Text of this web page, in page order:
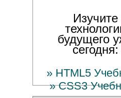
Изучите
будущего
сегодня:
» HTML5
» CSS3